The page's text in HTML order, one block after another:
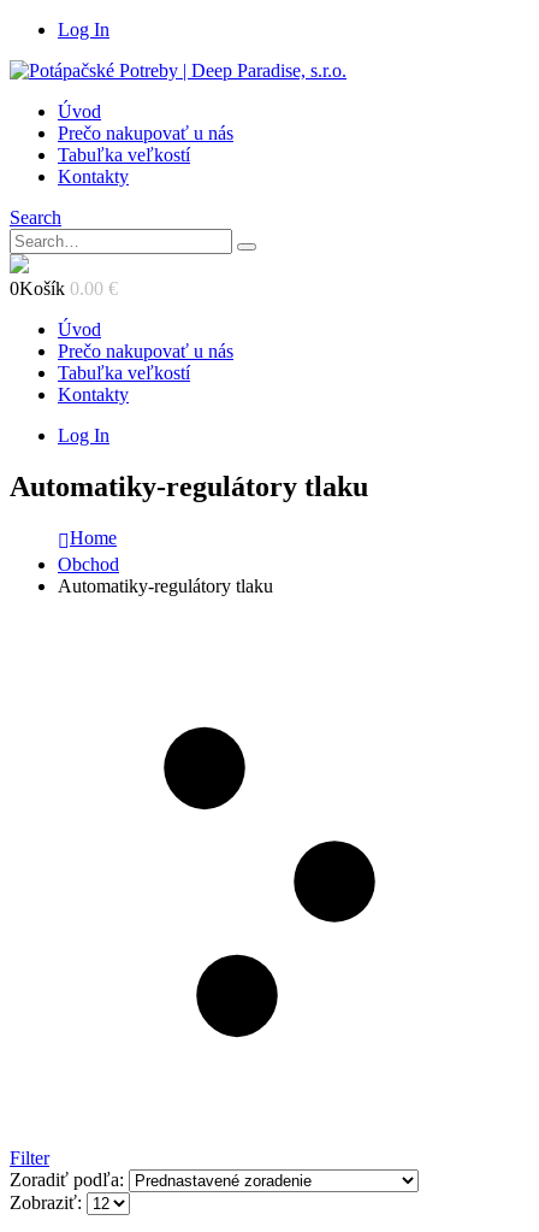
Log In
Úvod
Prečo nakupovať u nás
Tabuľka veľkostí
Kontakty
Search
0Košík 0.00 €
Úvod
Prečo nakupovať u nás
Tabuľka veľkostí
Kontakty
Log In
Automatiky-regulátory tlaku
Home
Obchod
Automatiky-regulátory tlaku
Filter
Zoradiť podľa:
Zobraziť: